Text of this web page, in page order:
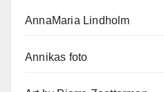
AnnaMaria Lindholm
Annikas foto